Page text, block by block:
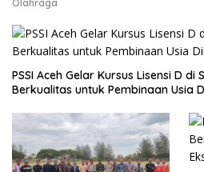
PSSI Aceh Gelar Kursus Lisensi D di
Berkualitas untuk Pembinaan Usia